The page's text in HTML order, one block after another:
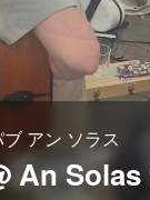
アン ソラス
An Solas